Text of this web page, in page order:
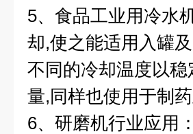
5、食品工业用冷水
却,使之能适用入罐
不同的冷却温度以稳
量, 同样也使用于制
6、研磨机行业应用